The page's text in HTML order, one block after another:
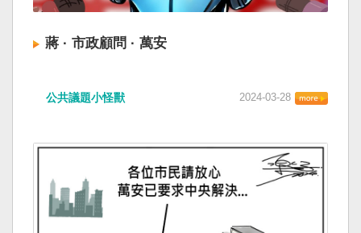
蔣 · 市政顧問 · 萬安
公共議題小怪獸 2024-03-28